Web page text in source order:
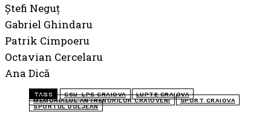
Ștefi Neguț
Gabriel Ghindaru
Patrik Cimpoeru
Octavian Cercelaru
Ana Dică
TAGS CSU-LPS CRAIOVA
LUPTE CRAIOVA
MEMORIALUL ANTRENORILOR CRAIOVENI
SPORT CRAIOVA
SPORTUL DOLJEAN